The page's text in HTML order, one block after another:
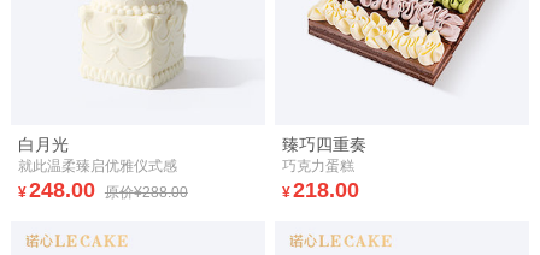
白月光
就此温柔臻启优雅仪式感
¥248.00 原价¥288.00
臻巧四重奏
巧克力蛋糕
¥218.00